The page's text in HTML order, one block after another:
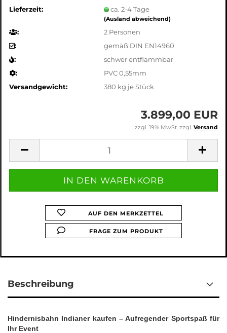
Lieferzeit:
ca. 2-4 Tage
(Ausland abweichend)
:
2 Personen
:
gemäß DIN EN14960
:
schwer entflammbar
:
PVC 0,55mm
Versandgewicht:
380 kg je Stück
3.899,00 EUR
zzgl. 19% MwSt. zzgl. Versand
AUF DEN MERKZETTEL
FRAGE ZUM PRODUKT
Beschreibung
Hindernisbahn Indianer kaufen – Aufregender Sportspaß für
Ihr Event